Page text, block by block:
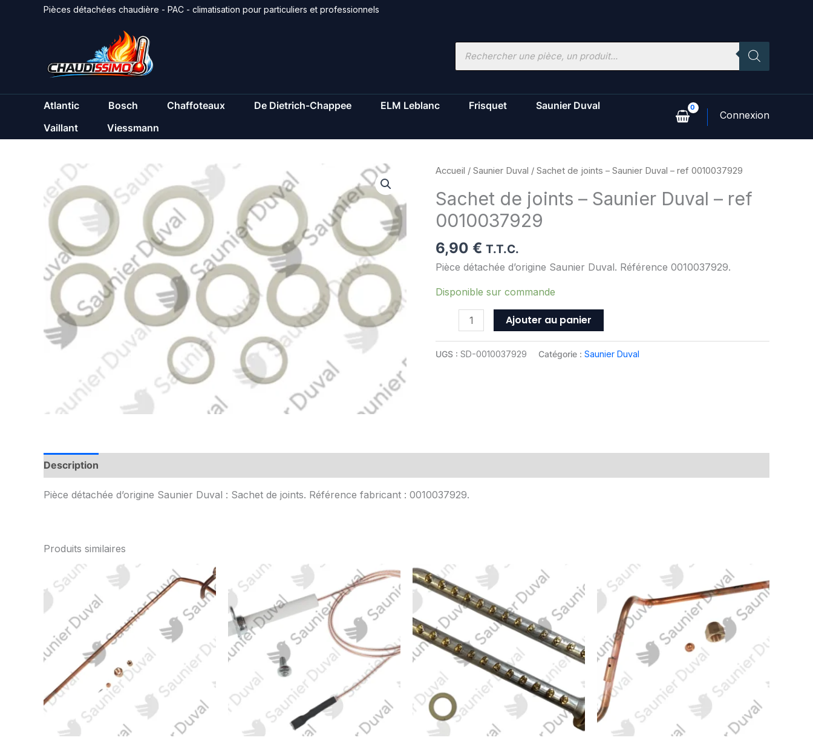
Pièces détachées chaudière - PAC - climatisation pour particuliers et professionnels
Recherche
Atlantic Bosch Chaffoteaux De Dietrich-Chappee ELM Leblanc Frisquet
Saunier Duval
Vaillant
Viessmann
Accueil / Saunier Duval / Sachet de joints – Saunier Duval – ref 0010037929
Sachet de joints – Saunier Duval – ref
0010037929
6,90 € T.T.C.
Pièce détachée d’origine Saunier Duval. Référence 0010037929.
Disponible sur commande
quantité
Sachet
de
joints
-
Saunier
-
0010037929
Ajouter au panier
UGS : SD-0010037929 Catégorie : Saunier Duval
Description
Pièce détachée d’origine Saunier Duval : Sachet de joints. Référence fabricant : 0010037929.
Produits similaires